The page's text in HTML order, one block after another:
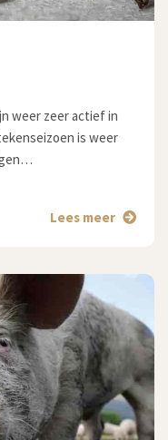
weer zeer actief in
is weer
Lees meer